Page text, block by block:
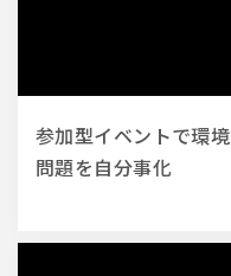
参加型イベントで環境
問題を自分事化